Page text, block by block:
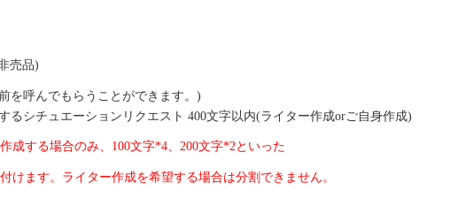
売品)
を呼んでもらうことができます。)
るシチュエーションリクエスト 400文字以内(ライター作成orご自身作成)
成する場合のみ、100文字*4、200文字*2といった
けます。 ライター作成を希望する場合は分割できません。